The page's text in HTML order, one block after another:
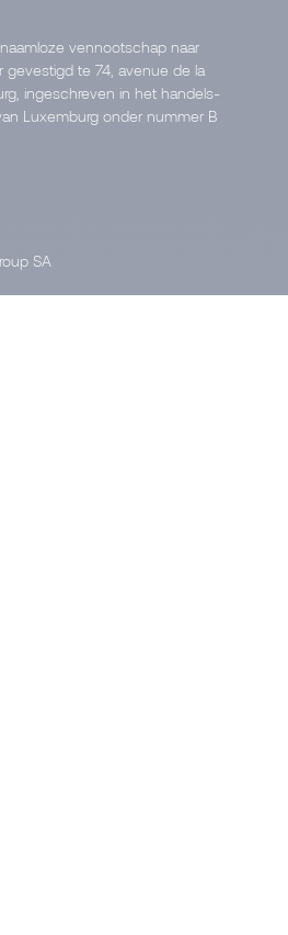
vennootschap naar
gevestigd te 74, avenue de la
ingeschreven in het handels-
Luxemburg onder nummer B
SA